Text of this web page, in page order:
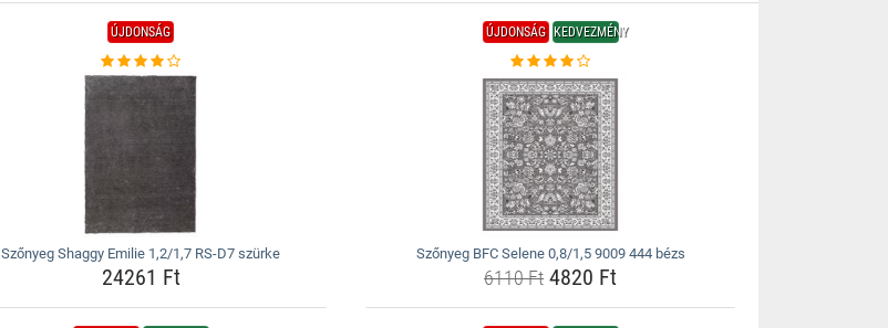
ÚJDONSÁG
Szőnyeg Shaggy Emilie 1,2/1,7 RS-D7 szürke
24261 Ft
ÚJDONSÁG KEDVEZMÉNY
Szőnyeg BFC Selene 0,8/1,5 9009 444 bézs
6110 Ft 4820 Ft